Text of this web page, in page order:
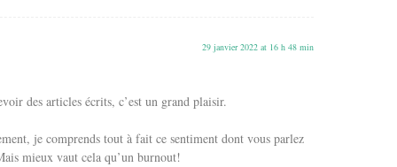
29 janvier 2022 at 16 h 48 min
des articles écrits, c’est un grand plaisir.
je comprends tout à fait ce sentiment dont vous parlez
mieux vaut cela qu’un burnout!